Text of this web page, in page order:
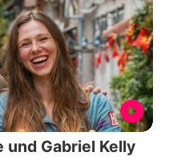
Gabriel Kelly